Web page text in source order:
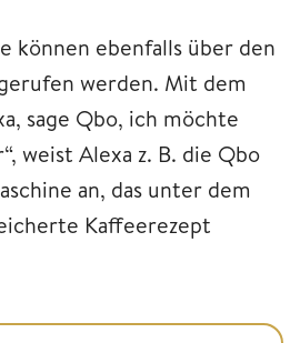
können ebenfalls über den
werden. Mit dem
sage Qbo, ich möchte
weist Alexa z. B. die Qbo
an, das unter dem
Kaffeerezept